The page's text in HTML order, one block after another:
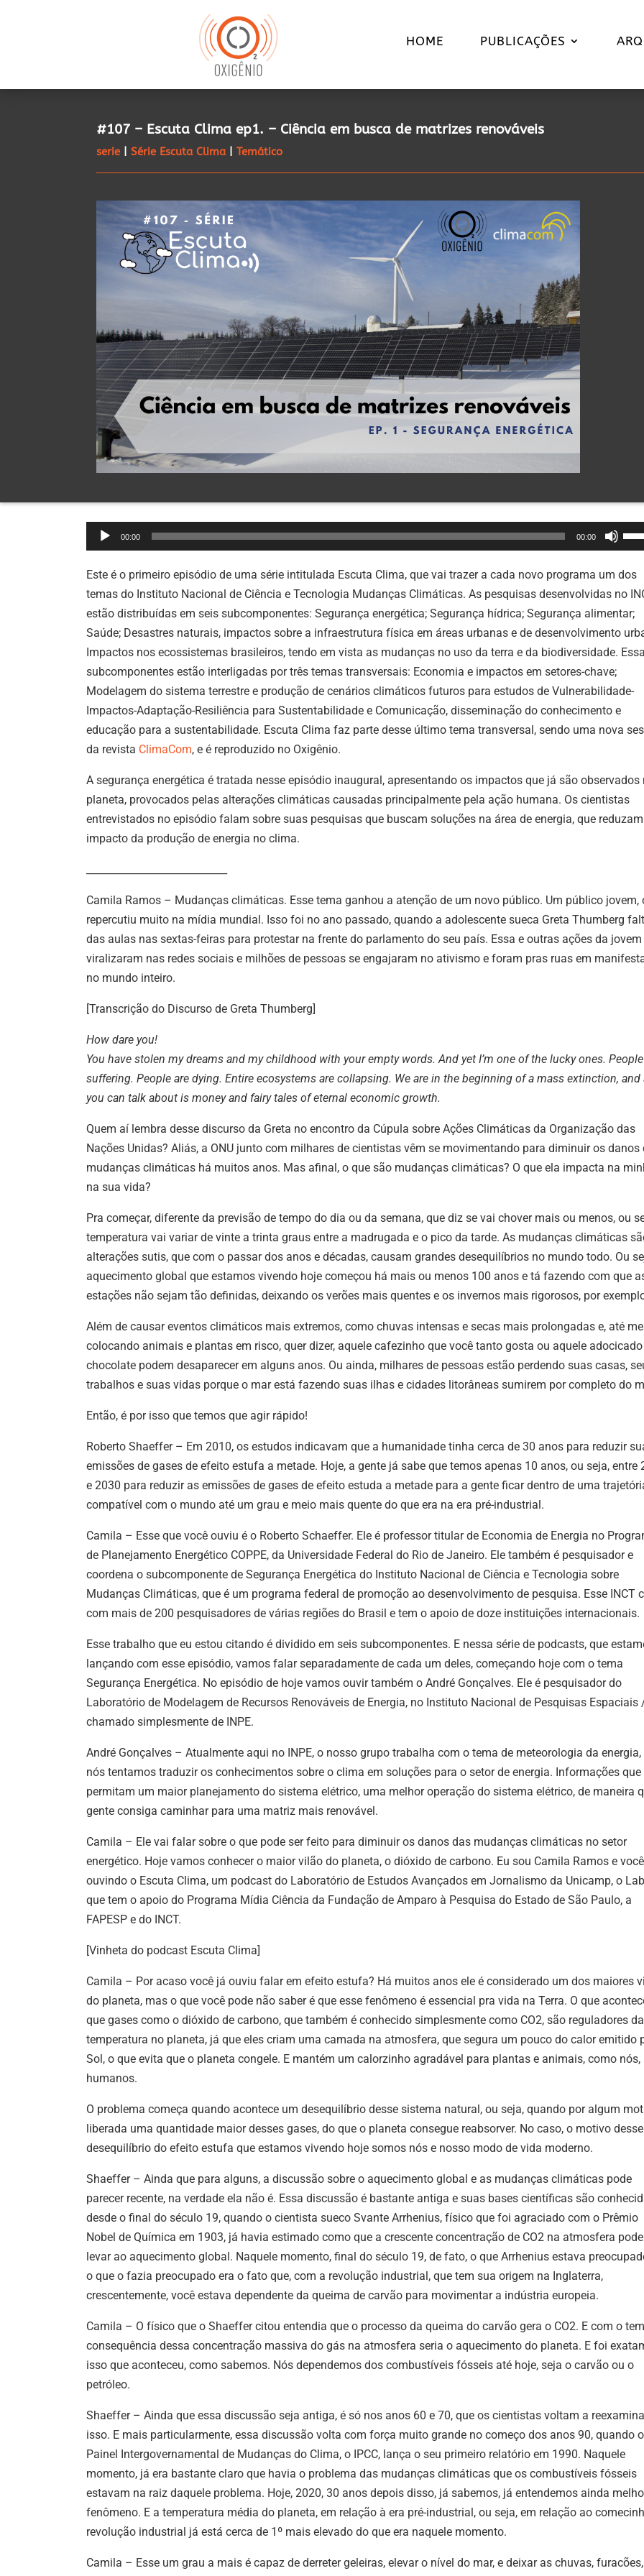
HOME PUBLICAÇÕES
#107 – Escuta Clima ep1. – Ciência em busca de matrizes renováveis
serie|Série Escuta Clima|Temático
Tocador
de
áudio
00:00 00:00
Use
as
setas
cima
ou
para
para
ou
Este é o primeiro episódio de uma série intitulada Escuta Clima, que vai trazer a cada novo programa um dos
temas do Instituto Nacional de Ciência e Tecnologia Mudanças Climáticas. As pesquisas desenvolvidas no
estão distribuídas em seis subcomponentes: Segurança energética; Segurança hídrica; Segurança alimentar;
Saúde; Desastres naturais, impactos sobre a infraestrutura física em áreas urbanas e de desenvolvimento
Impactos nos ecossistemas brasileiros, tendo em vista as mudanças no uso da terra e da biodiversidade.
subcomponentes estão interligadas por três temas transversais: Economia e impactos em setores-chave;
Modelagem do sistema terrestre e produção de cenários climáticos futuros para estudos de Vulnerabilidade-
Impactos-Adaptação-Resiliência para Sustentabilidade e Comunicação, disseminação do conhecimento e
educação para a sustentabilidade. Escuta Clima faz parte desse último tema transversal, sendo uma nova
da revista ClimaCom, e é reproduzido no Oxigênio.
A segurança energética é tratada nesse episódio inaugural, apresentando os impactos que já são observados
planeta, provocados pelas alterações climáticas causadas principalmente pela ação humana. Os cientistas
entrevistados no episódio falam sobre suas pesquisas que buscam soluções na área de energia, que
impacto da produção de energia no clima.
Camila Ramos – Mudanças climáticas. Esse tema ganhou a atenção de um novo público. Um público jovem,
repercutiu muito na mídia mundial. Isso foi no ano passado, quando a adolescente sueca Greta Thumberg
das aulas nas sextas-feiras para protestar na frente do parlamento do seu país. Essa e outras ações da jovem
viralizaram nas redes sociais e milhões de pessoas se engajaram no ativismo e foram pras ruas em
no mundo inteiro.
[Transcrição do Discurso de Greta Thumberg]
How dare you!
You have stolen my dreams and my childhood with your empty words. And yet I’m one of the lucky ones.
suffering. People are dying. Entire ecosystems are collapsing. We are in the beginning of a mass extinction, and
you can talk about is money and fairy tales of eternal economic growth.
Quem aí lembra desse discurso da Greta no encontro da Cúpula sobre Ações Climáticas da Organização das
Nações Unidas? Aliás, a ONU junto com milhares de cientistas vêm se movimentando para diminuir os danos
mudanças climáticas há muitos anos. Mas afinal, o que são mudanças climáticas? O que ela impacta na
na sua vida?
Pra começar, diferente da previsão de tempo do dia ou da semana, que diz se vai chover mais ou menos, ou
temperatura vai variar de vinte a trinta graus entre a madrugada e o pico da tarde. As mudanças climáticas
alterações sutis, que com o passar dos anos e décadas, causam grandes desequilíbrios no mundo todo. Ou
aquecimento global que estamos vivendo hoje começou há mais ou menos 100 anos e tá fazendo com que
estações não sejam tão definidas, deixando os verões mais quentes e os invernos mais rigorosos, por
Além de causar eventos climáticos mais extremos, como chuvas intensas e secas mais prolongadas e, até
colocando animais e plantas em risco, quer dizer, aquele cafezinho que você tanto gosta ou aquele adocicado
chocolate podem desaparecer em alguns anos. Ou ainda, milhares de pessoas estão perdendo suas casas,
trabalhos e suas vidas porque o mar está fazendo suas ilhas e cidades litorâneas sumirem por completo do
Então, é por isso que temos que agir rápido!
Roberto Shaeffer – Em 2010, os estudos indicavam que a humanidade tinha cerca de 30 anos para reduzir
emissões de gases de efeito estufa a metade. Hoje, a gente já sabe que temos apenas 10 anos, ou seja, entre
e 2030 para reduzir as emissões de gases de efeito estuda a metade para a gente ficar dentro de uma
compatível com o mundo até um grau e meio mais quente do que era na era pré-industrial.
Camila – Esse que você ouviu é o Roberto Schaeffer. Ele é professor titular de Economia de Energia no
de Planejamento Energético COPPE, da Universidade Federal do Rio de Janeiro. Ele também é pesquisador e
coordena o subcomponente de Segurança Energética do Instituto Nacional de Ciência e Tecnologia sobre
Mudanças Climáticas, que é um programa federal de promoção ao desenvolvimento de pesquisa. Esse INCT
com mais de 200 pesquisadores de várias regiões do Brasil e tem o apoio de doze instituições internacionais.
Esse trabalho que eu estou citando é dividido em seis subcomponentes. E nessa série de podcasts, que
lançando com esse episódio, vamos falar separadamente de cada um deles, começando hoje com o tema
Segurança Energética. No episódio de hoje vamos ouvir também o André Gonçalves. Ele é pesquisador do
Laboratório de Modelagem de Recursos Renováveis de Energia, no Instituto Nacional de Pesquisas Espaciais
chamado simplesmente de INPE.
André Gonçalves – Atualmente aqui no INPE, o nosso grupo trabalha com o tema de meteorologia da energia,
nós tentamos traduzir os conhecimentos sobre o clima em soluções para o setor de energia. Informações que
permitam um maior planejamento do sistema elétrico, uma melhor operação do sistema elétrico, de maneira
gente consiga caminhar para uma matriz mais renovável.
Camila – Ele vai falar sobre o que pode ser feito para diminuir os danos das mudanças climáticas no setor
energético. Hoje vamos conhecer o maior vilão do planeta, o dióxido de carbono. Eu sou Camila Ramos e
ouvindo o Escuta Clima, um podcast do Laboratório de Estudos Avançados em Jornalismo da Unicamp, o
que tem o apoio do Programa Mídia Ciência da Fundação de Amparo à Pesquisa do Estado de São Paulo, a
FAPESP e do INCT.
[Vinheta do podcast Escuta Clima]
Camila – Por acaso você já ouviu falar em efeito estufa? Há muitos anos ele é considerado um dos maiores
do planeta, mas o que você pode não saber é que esse fenômeno é essencial pra vida na Terra. O que
que gases como o dióxido de carbono, que também é conhecido simplesmente como CO2, são reguladores da
temperatura no planeta, já que eles criam uma camada na atmosfera, que segura um pouco do calor emitido
Sol, o que evita que o planeta congele. E mantém um calorzinho agradável para plantas e animais, como nós,
humanos.
O problema começa quando acontece um desequilíbrio desse sistema natural, ou seja, quando por algum
liberada uma quantidade maior desses gases, do que o planeta consegue reabsorver. No caso, o motivo desse
desequilíbrio do efeito estufa que estamos vivendo hoje somos nós e nosso modo de vida moderno.
Shaeffer – Ainda que para alguns, a discussão sobre o aquecimento global e as mudanças climáticas pode
parecer recente, na verdade ela não é. Essa discussão é bastante antiga e suas bases científicas são
desde o final do século 19, quando o cientista sueco Svante Arrhenius, físico que foi agraciado com o Prêmio
Nobel de Química em 1903, já havia estimado como que a crescente concentração de CO2 na atmosfera
levar ao aquecimento global. Naquele momento, final do século 19, de fato, o que Arrhenius estava
o que o fazia preocupado era o fato que, com a revolução industrial, que tem sua origem na Inglaterra,
crescentemente, você estava dependente da queima de carvão para movimentar a indústria europeia.
Camila – O físico que o Shaeffer citou entendia que o processo da queima do carvão gera o CO2. E com o
consequência dessa concentração massiva do gás na atmosfera seria o aquecimento do planeta. E foi
isso que aconteceu, como sabemos. Nós dependemos dos combustíveis fósseis até hoje, seja o carvão ou o
petróleo.
Shaeffer – Ainda que essa discussão seja antiga, é só nos anos 60 e 70, que os cientistas voltam a
isso. E mais particularmente, essa discussão volta com força muito grande no começo dos anos 90, quando o
Painel Intergovernamental de Mudanças do Clima, o IPCC, lança o seu primeiro relatório em 1990. Naquele
momento, já era bastante claro que havia o problema das mudanças climáticas que os combustíveis fósseis
estavam na raiz daquele problema. Hoje, 2020, 30 anos depois disso, já sabemos, já entendemos ainda
fenômeno. E a temperatura média do planeta, em relação à era pré-industrial, ou seja, em relação ao
revolução industrial já está cerca de 1º mais elevado do que era naquele momento.
Camila – Esse um grau a mais é capaz de derreter geleiras, elevar o nível do mar, e deixar as chuvas, furacões,